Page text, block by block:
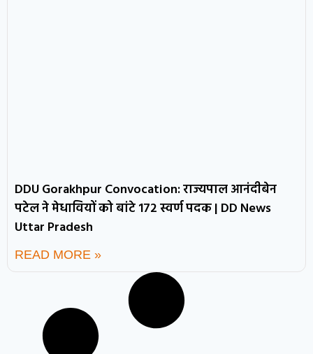
DDU Gorakhpur Convocation: राज्यपाल आनंदीबेन
पटेल ने मेधावियों को बांटे 172 स्वर्ण पदक | DD News
Uttar Pradesh
READ MORE »